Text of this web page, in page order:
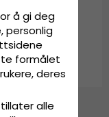
å gi deg
personlig
formålet
deres
tillater alle